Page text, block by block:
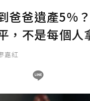
爸爸遺產5%
，不是每個人
嘉紅